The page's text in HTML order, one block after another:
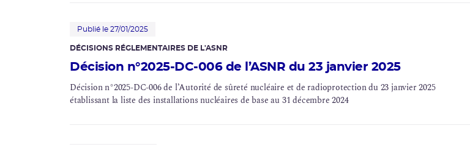
Publié le 27/01/2025
DÉCISIONS RÉGLEMENTAIRES DE L'ASNR
Décision n°2025-DC-006 de l’ASNR du 23 janvier 2025
Décision n°2025-DC-006 de l’Autorité de sûreté nucléaire et de radioprotection du 23 janvier 2025
établissant la liste des installations nucléaires de base au 31 décembre 2024